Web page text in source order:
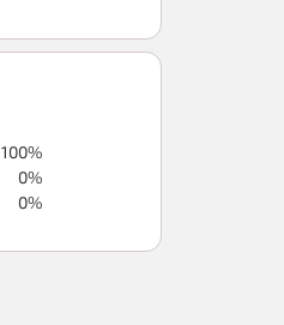
100%
0%
0%